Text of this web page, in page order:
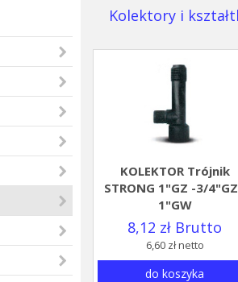
Kolektory i
KOLEKTOR Trójnik
STRONG 1"GZ -3/
1"GW
8,12 zł Brutto
6,60 zł netto
do koszyka